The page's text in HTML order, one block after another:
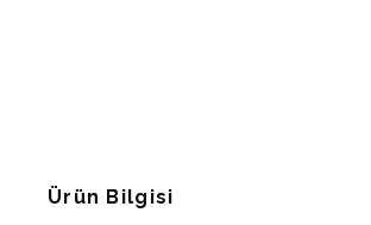
Ürün Bilgisi